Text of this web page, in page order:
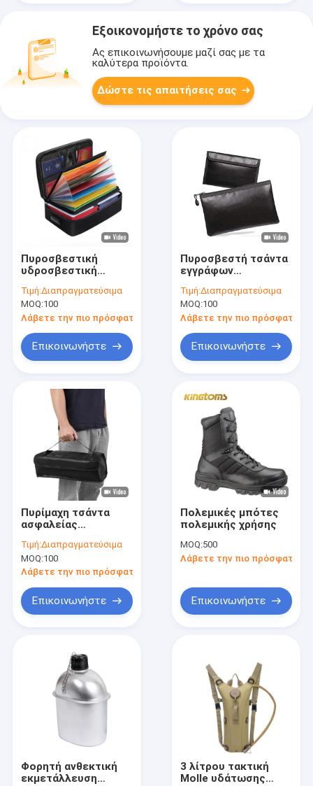
Προϊόντα
Περίπου εμείς
Γύρος εργοστασίων
εξωτερικό
λογαριασμού για
στο γραφείο
Εξοικονομήστε το χρόνο σας
Ας επικοινωνήσουμε μαζί σας με τα
καλύτερα προϊόντα.
Δώστε τις απαιτήσεις σας
Πυροσβεστική
υδροσβεστική
Χρήματα και
πολύτιμα
αντικείμενα
Ασφαλής τσάντα
αποθήκευσης για το
σπίτι και το γραφείο
για συμβάσεις
μετρητών
Πιστοποιητικά και
σημαντικά έγγραφα
Τιμή:Διαπραγματεύσιμα
MOQ:100
Λάβετε την πιο πρόσφατη τιμή
Επικοινωνήστε
Πυροσβεστή τσάντα
εγγράφων
αποθήκευσης
ανθεκτική σε υψηλές
θερμοκρασίες για
φακέλους Α4
Επιχειρηματική και
οικιακή χρήση
Τιμή:Διαπραγματεύσιμα
MOQ:100
Λάβετε την πιο πρόσφατη
Επικοινωνήστε
Πυρίμαχη τσάντα
ασφαλείας
προστασία από
έκρηξη για
μπαταρίες λιθίου
οχημάτων Θήκη
αποθήκευσης
θερμοκρασία
Τιμή:Διαπραγματεύσιμα
MOQ:100
Λάβετε την πιο πρόσφατη τιμή
Επικοινωνήστε
Πολεμικές μπότες
πολεμικής χρήσης
MOQ:500
Λάβετε την πιο πρόσφατη
Επικοινωνήστε
Φορητή ανθεκτική
εκμετάλλευση
3 λίτρου τακτική
Molle υδάτωσης